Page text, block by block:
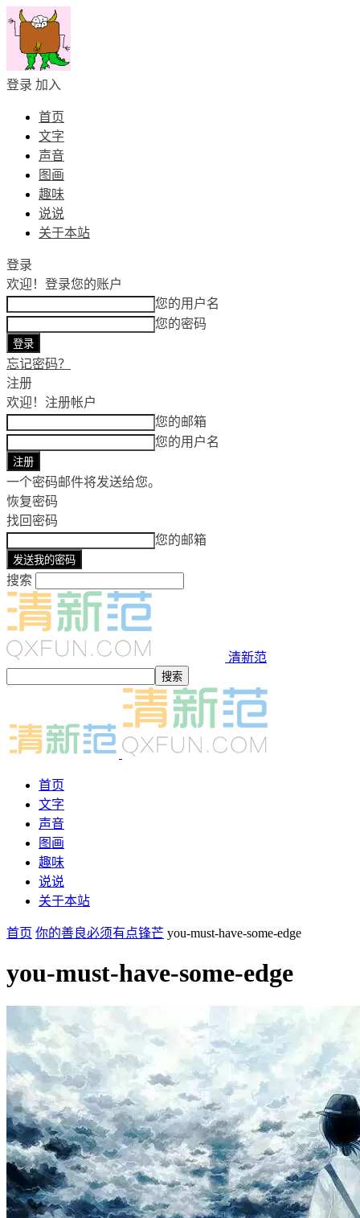
登录 加入
首页
文字
声音
图画
趣味
说说
关于本站
登录
欢迎！ 登录您的账户
您的用户名
您的密码
忘记密码？
注册
欢迎！ 注册帐户
您的邮箱
您的用户名
一个密码邮件将发送给您。
恢复密码
找回密码
您的邮箱
搜索
清新范
首页
文字
声音
图画
趣味
说说
关于本站
首页 你的善良必须有点锋芒 you-must-have-some-edge
you-must-have-some-edge